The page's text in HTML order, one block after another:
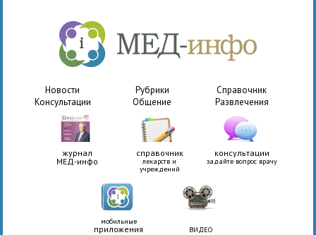
Новости Рубрики
Справочник
Консультации
Общение Развлечения
журнал
МЕД-инфо
справочник
лекарств и
учреждений
консультации
задайте вопрос врачу
мобильные
приложения ВИДЕО